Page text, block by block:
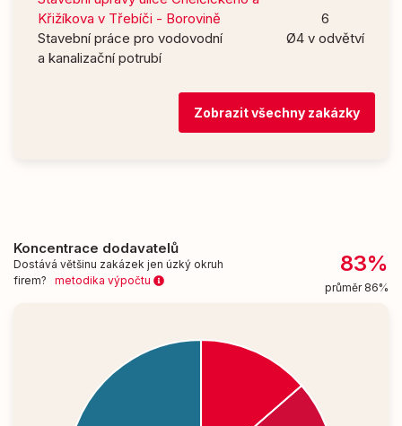
Křižíkova v Třebíči - Borovině
Stavební práce pro vodovodní
a kanalizační potrubí
6
Ø4 v odvětví
Zobrazit všechny zakázky
Koncentrace dodavatelů
Dostává většinu zakázek jen úzký okruh
firem? metodika výpočtu
83%
průměr 86%